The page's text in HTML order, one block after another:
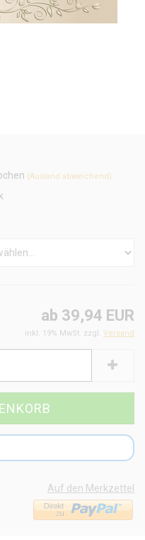
(Ausland abweichend)
ab 39,94 EUR
inkl. 19% MwSt. zzgl. Versand
Auf den Merkzettel